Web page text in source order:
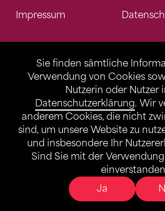
Sie finden sämtliche
Verwendung von Cookies
Nutzerin oder Nutzer
Datenschutzerklärung. Wir
anderem Cookies, die nicht
sind, um unsere Website zu
und insbesondere Ihr
Sind Sie mit der
Ja
Impressum